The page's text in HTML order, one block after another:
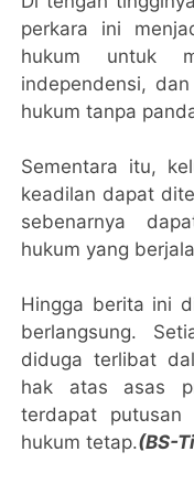
perkara ini
hukum untuk
independensi,
hukum tanpa
Sementara itu,
keadilan dapat
sebenarnya
hukum yang
Hingga berita ini
berlangsung.
diduga terlibat
hak atas asas
terdapat putusan
hukum tetap.(BS-